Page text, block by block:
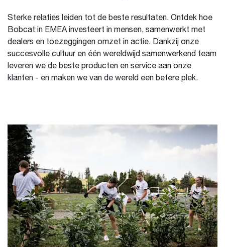
Sterke relaties leiden tot de beste resultaten. Ontdek hoe
Bobcat in EMEA investeert in mensen, samenwerkt met
dealers en toezeggingen omzet in actie. Dankzij onze
succesvolle cultuur en één wereldwijd samenwerkend team
leveren we de beste producten en service aan onze
klanten - en maken we van de wereld een betere plek.